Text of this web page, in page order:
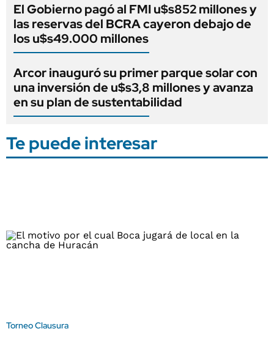
El Gobierno pagó al FMI u$s852 millones y
las reservas del BCRA cayeron debajo de
los u$s49.000 millones
Arcor inauguró su primer parque solar con
una inversión de u$s3,8 millones y avanza
en su plan de sustentabilidad
Te puede interesar
Torneo Clausura